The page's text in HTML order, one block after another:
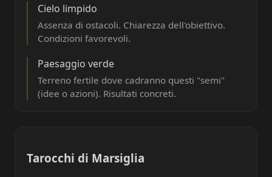
Cielo limpido
Assenza di ostacoli. Chiarezza dell'obiettivo.
Condizioni favorevoli.
Paesaggio verde
Terreno fertile dove cadranno questi "semi"
(idee o azioni). Risultati concreti.
Tarocchi di Marsiglia